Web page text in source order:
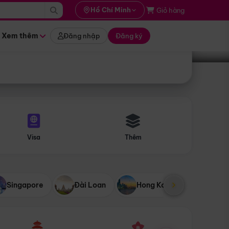
Hồ Chí Minh Giỏ hàng
Xem thêm Đăng nhập Đăng ký
Tìm tour
Visa Thêm
Singapore Đài Loan Hong Kong